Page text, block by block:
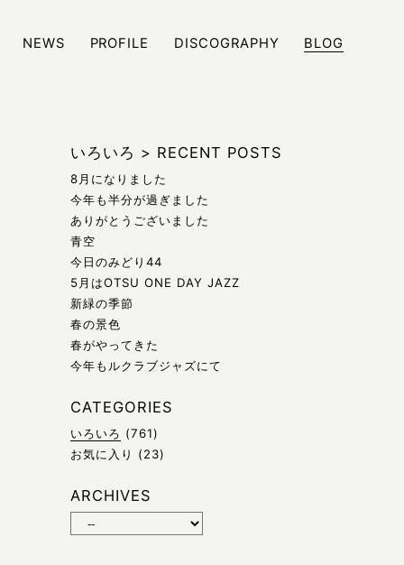
NEWS PROFILE DISCOGRAPHY BLOG
いろいろ > RECENT POSTS
8月になりました
今年も半分が過ぎました
ありがとうございました
青空
今日のみどり44
5月はOTSU ONE DAY JAZZ
新緑の季節
春の景色
春がやってきた
今年もルクラブジャズにて
CATEGORIES
いろいろ (761)
お気に入り
(23)
ARCHIVES